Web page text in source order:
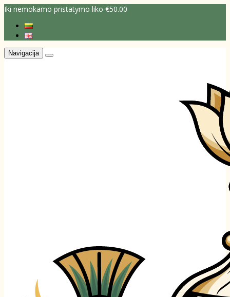
Iki nemokamo pristatymo liko €50.00
Navigacija